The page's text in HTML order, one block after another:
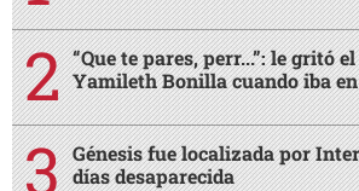
“Que te pares, perr...”: le gritó
Yamileth Bonilla cuando iba
Génesis fue localizada por
días desaparecida